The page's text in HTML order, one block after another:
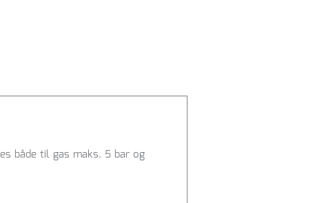
både til gas maks. 5 bar og